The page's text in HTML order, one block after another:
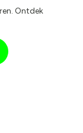
Ontdek